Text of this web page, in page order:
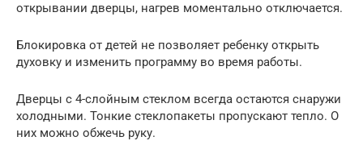
открывании дверцы, нагрев моментально отключается.
Блокировка от детей не позволяет ребенку открыть
духовку и изменить программу во время работы.
Дверцы с 4-слойным стеклом всегда остаются снаружи
холодными. Тонкие стеклопакеты пропускают тепло. О
них можно обжечь руку.